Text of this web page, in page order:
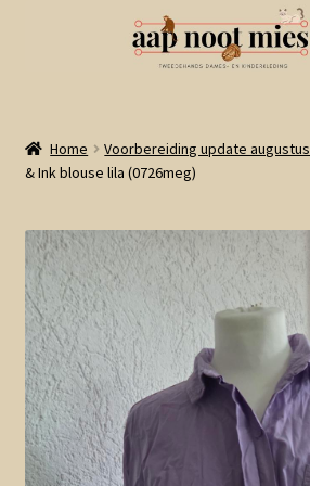
naar
navigatie
de
inhoud
Welkom
Winkel
Mijn account
Winkelmand
Linkjes
Home Voorbereiding update augustus
& Ink blouse lila (0726meg)